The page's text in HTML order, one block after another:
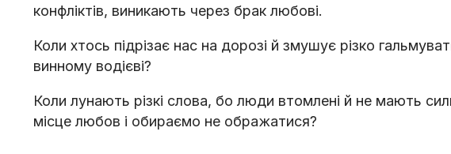
конфліктів, виникають через брак любові.
Коли хтось підрізає нас на дорозі й змушує різко
винному водієві?
Коли лунають різкі слова, бо люди втомлені й не мають
місце любов і обираємо не ображатися?